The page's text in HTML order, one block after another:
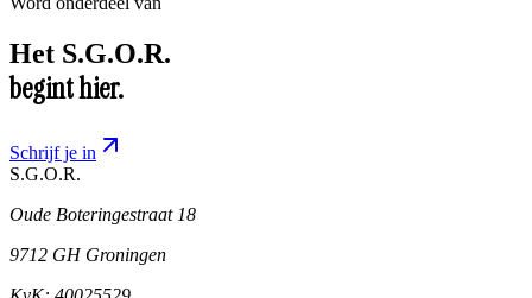
Het S.G.O.R.
begint hier.
Schrijf je in
S.G.O.R.
Oude Boteringestraat 18
9712 GH Groningen